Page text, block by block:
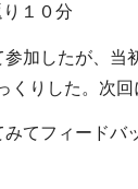
り１０分
参加したが、当
くりした。次回
みてフィードバ